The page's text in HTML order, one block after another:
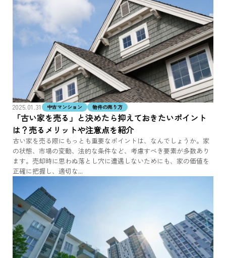
2025.01.31 中古マンション 物件の売り方
「古い家を売る」と決めたら抑えておきたいポイント
は？売るメリットや注意点を紹介
古い家を売る際にもっとも重要なポイントは、なんでしょうか。家
の状態、市場の変動、法的な条件など、考慮すべき要素が多数あり
ます。売却時に思わぬ落とし穴に遭遇しないためにも、家の価値を
正確に把握し、適切な...